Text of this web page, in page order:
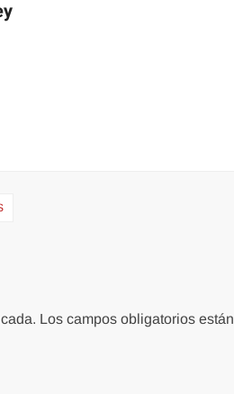
Los campos obligatorios están